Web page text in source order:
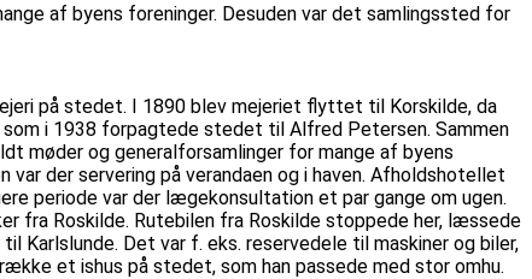
af byens foreninger. Desuden var det samlingssted for
på stedet. I 1890 blev mejeriet flyttet til Korskilde, da
som i 1938 forpagtede stedet til Alfred Petersen. Sammen
møder og generalforsamlinger for mange af byens
der servering på verandaen og i haven. Afholdshotellet
periode var der lægekonsultation et par gange om ugen.
fra Roskilde. Rutebilen fra Roskilde stoppede her, læssede
Karlslunde. Det var f. eks. reservedele til maskiner og biler,
et ishus på stedet, som han passede med stor omhu.